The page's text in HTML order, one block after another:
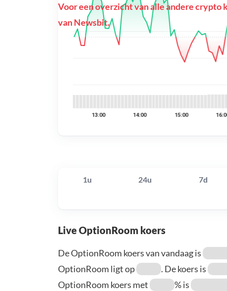
Voor een overzicht van alle andere crypto
van Newsbit.
1u 24u 7d
Live OptionRoom koers
De OptionRoom koers van vandaag is
OptionRoom ligt op
. De koers is
OptionRoom koers met
% is